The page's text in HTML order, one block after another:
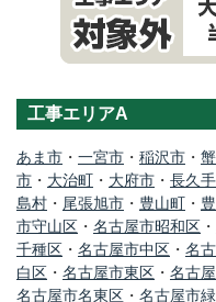
工事エリアA
あま市 ・ 一宮市 ・ 稲沢市 ・
市 ・ 大治町 ・ 大府市 ・ 長久
島村 ・ 尾張旭市 ・ 豊山町 ・
市守山区 ・ 名古屋市昭和区 ・
千種区 ・ 名古屋市中区 ・ 名
白区 ・ 名古屋市東区 ・ 名古
名古屋市名東区 ・ 名古屋市